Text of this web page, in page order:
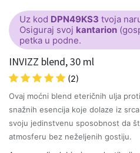
Uz kod DPN49KS3 tvoja
Osiguraj svoj kantarion
petka u podne.
INVIZZ blend, 30 ml
(2)
Ovaj moćni blend eteričnih ulja
snažnih esencija koje dolaze iz
svoju jedinstvenu sposobnost da
atmosferu bez neželjenih gostiju.